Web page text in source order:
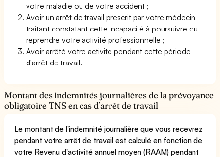
votre maladie ou de votre accident ;
Avoir un arrêt de travail prescrit par votre médecin
traitant constatant cette incapacité à poursuivre ou
reprendre votre activité professionnelle ;
Avoir arrêté votre activité pendant cette période
d'arrêt de travail.
Montant des indemnités journalières de la prévoyance
obligatoire TNS en cas d’arrêt de travail
Le montant de l'indemnité journalière que vous recevrez
pendant votre arrêt de travail est calculé en fonction de
votre Revenu d'activité annuel moyen (RAAM) pendant